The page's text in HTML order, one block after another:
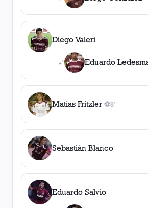
Diego Valeri
Eduardo
Matías Fritzler ⚽
1gol
8'
Sebastián Blanco
Eduardo Salvio